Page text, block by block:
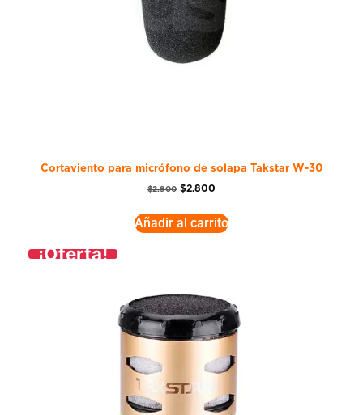
Cortaviento para micrófono de solapa Takstar W-30
$2.900 $2.800
Añadir al carrito
¡Oferta!